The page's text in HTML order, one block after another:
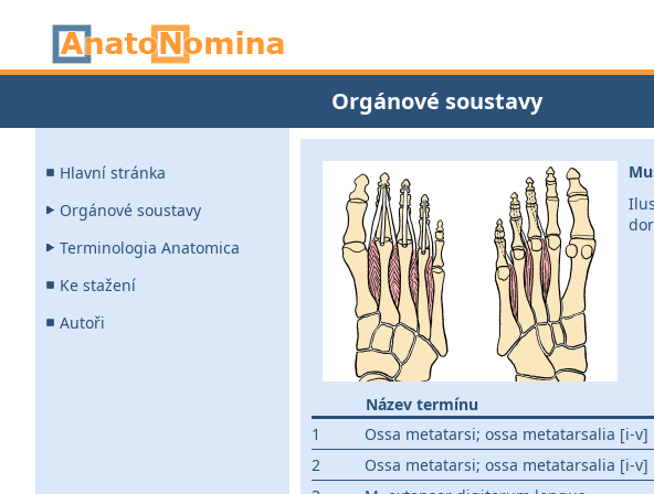
Orgánové soustavy
Hlavní stránka
Orgánové soustavy
Terminologia Anatomica
Ke stažení
Autoři
Název termínu
1
Ossa metatarsi; ossa metatarsalia [i-v]
2
Ossa metatarsi; ossa metatarsalia [i-v]